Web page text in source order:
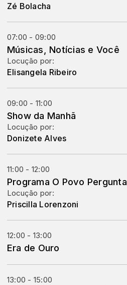
Zé Bolacha
07:00 - 09:00
Músicas, Notícias e Você
Locução por:
Elisangela Ribeiro
09:00 - 11:00
Show da Manhã
Locução por:
Donizete Alves
11:00 - 12:00
Programa O Povo Pergunta
Locução por:
Priscilla Lorenzoni
12:00 - 13:00
Era de Ouro
13:00 - 15:00